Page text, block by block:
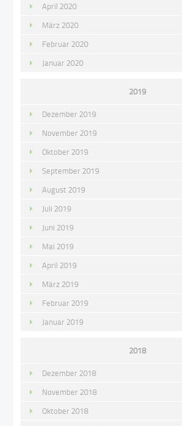
April 2020
März 2020
Februar 2020
Januar 2020
2019
Dezember 2019
November 2019
Oktober 2019
September 2019
August 2019
Juli 2019
Juni 2019
Mai 2019
April 2019
März 2019
Februar 2019
Januar 2019
2018
Dezember 2018
November 2018
Oktober 2018